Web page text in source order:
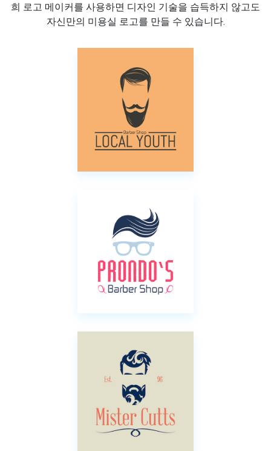
희 로고 메이커를 사용하면 디자인 기술을 습득하지 않고도
자신만의 미용실 로고를 만들 수 있습니다.